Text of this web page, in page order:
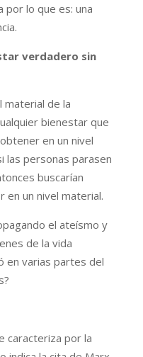
lo que es: una
verdadero sin
material de la
bienestar que
en un nivel
las personas parasen
buscarían
en un nivel material.
el ateísmo y
de la vida
en varias partes del
caracteriza por la